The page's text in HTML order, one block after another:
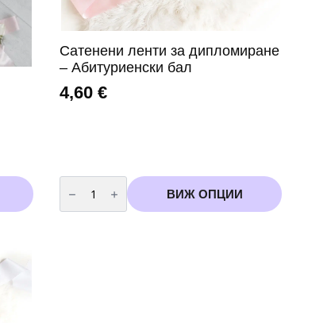
Сатенени ленти за дипломиране
– Абитуриенски бал
4,60€
количество
за
Сатенени
ленти
ВИЖ ОПЦИИ